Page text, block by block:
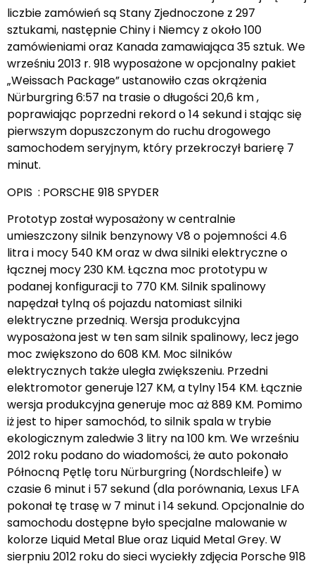
liczbie zamówień są Stany Zjednoczone z 297
sztukami, następnie Chiny i Niemcy z około 100
zamówieniami oraz Kanada zamawiająca 35 sztuk. We
wrześniu 2013 r. 918 wyposażone w opcjonalny pakiet
„Weissach Package” ustanowiło czas okrążenia
Nürburgring 6:57 na trasie o długości 20,6 km ,
poprawiając poprzedni rekord o 14 sekund i stając się
pierwszym dopuszczonym do ruchu drogowego
samochodem seryjnym, który przekroczył barierę 7
minut.
OPIS : PORSCHE 918 SPYDER
Prototyp został wyposażony w centralnie
umieszczony silnik benzynowy V8 o pojemności 4.6
litra i mocy 540 KM oraz w dwa silniki elektryczne o
łącznej mocy 230 KM. Łączna moc prototypu w
podanej konfiguracji to 770 KM. Silnik spalinowy
napędzał tylną oś pojazdu natomiast silniki
elektryczne przednią. Wersja produkcyjna
wyposażona jest w ten sam silnik spalinowy, lecz jego
moc zwiększono do 608 KM. Moc silników
elektrycznych także uległa zwiększeniu. Przedni
elektromotor generuje 127 KM, a tylny 154 KM. Łącznie
wersja produkcyjna generuje moc aż 889 KM. Pomimo
iż jest to hiper samochód, to silnik spala w trybie
ekologicznym zaledwie 3 litry na 100 km. We wrześniu
2012 roku podano do wiadomości, że auto pokonało
Północną Pętlę toru Nürburgring (Nordschleife) w
czasie 6 minut i 57 sekund (dla porównania, Lexus LFA
pokonał tę trasę w 7 minut i 14 sekund. Opcjonalnie do
samochodu dostępne było specjalne malowanie w
kolorze Liquid Metal Blue oraz Liquid Metal Grey. W
sierpniu 2012 roku do sieci wyciekły zdjęcia Porsche 918